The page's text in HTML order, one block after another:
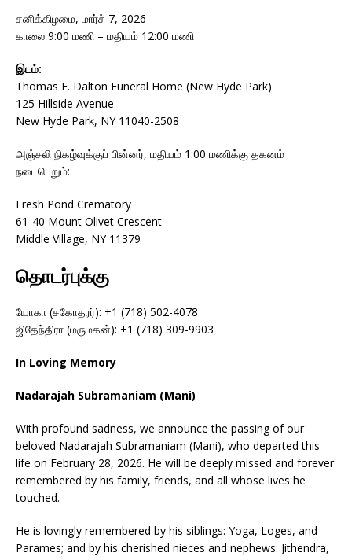
சனிக்கிழமை, மார்ச் 7, 2026
காலை 9:00 மணி – மதியம் 12:00 மணி
இடம்:
Thomas F. Dalton Funeral Home (New Hyde Park)
125 Hillside Avenue
New Hyde Park, NY 11040-2508
அஞ்சலி நிகழ்வுக்குப் பின்னர், மதியம் 1:00 மணிக்கு தகனம்
நடைபெறும்:
Fresh Pond Crematory
61-40 Mount Olivet Crescent
Middle Village, NY 11379
தொடர்புக்கு
யோகா (சகோதரர்): +1 (718) 502-4078
ஜிதேந்திரா (மருமகன்): +1 (718) 309-9903
In Loving Memory
Nadarajah Subramaniam (Mani)
With profound sadness, we announce the passing of our
beloved Nadarajah Subramaniam (Mani), who departed this
life on February 28, 2026. He will be deeply missed and forever
remembered by his family, friends, and all whose lives he
touched.
He is lovingly remembered by his siblings: Yoga, Loges, and
Parames; and by his cherished nieces and nephews: Jithendra,